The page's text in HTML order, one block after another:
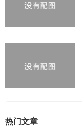
热门文章